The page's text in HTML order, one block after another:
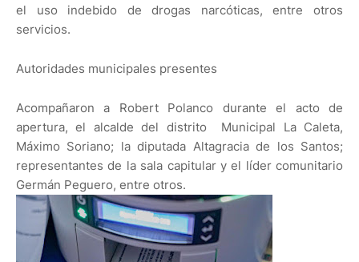
el uso indebido de drogas narcóticas, entre otros
servicios.
Autoridades municipales presentes
Acompañaron a Robert Polanco durante el acto de
apertura, el alcalde del distrito Municipal La Caleta,
Máximo Soriano; la diputada Altagracia de los Santos;
representantes de la sala capitular y el líder comunitario
Germán Peguero, entre otros.